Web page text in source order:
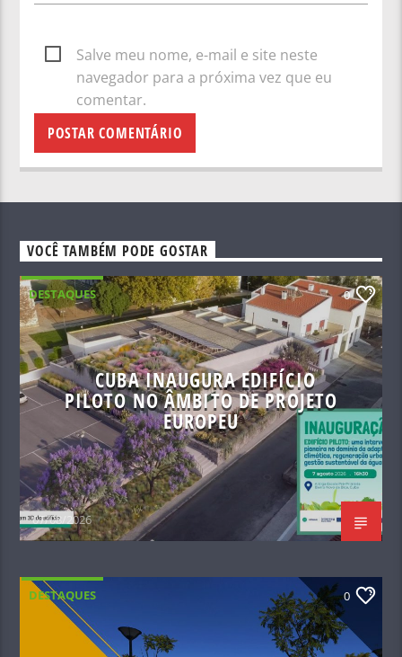
Salve meu nome, e-mail e site neste
navegador para a próxima vez que eu
comentar.
VOCÊ TAMBÉM PODE GOSTAR
DESTAQUES 0
CUBA INAUGURA EDIFÍCIO
PILOTO NO ÂMBITO DE PROJETO
EUROPEU
07/08/2026
DESTAQUES 0